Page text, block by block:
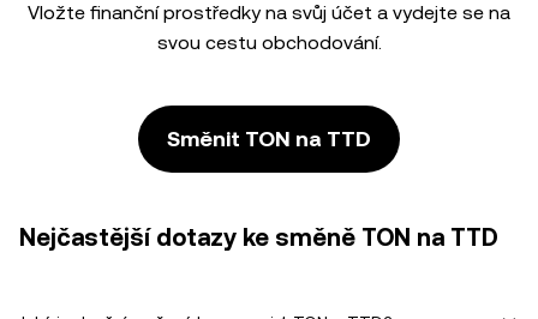
Vložte finanční prostředky na svůj účet a vydejte se na
svou cestu obchodování.
Směnit TON na TTD
Nejčastější dotazy ke směně TON na TTD